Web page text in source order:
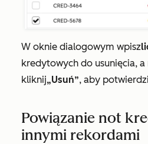
W oknie dialogowym wpisz
kredytowych do usunięcia, a
kliknij„Usuń”, aby
Powiązanie not
innymi rekordami